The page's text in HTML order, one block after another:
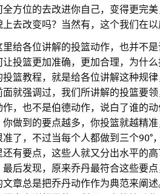
方位的去改进你自己，变得更完
去改变吗？当然有，这个我们在
里给各位讲解的投篮动作，也并不
投篮更加准确，更加合理，为什
篮教程，就是给各位讲解这种规
就强调过，我们所讲解的投篮要
，也不是伯德动作，说白了谁的
做到的要点越多，你投篮就越精
了，不过当每个人都做到三个
有要点，这些人就又分出水平的
后发现，原来乔丹最符合这些要
章总是把乔丹动作作为典范来阐